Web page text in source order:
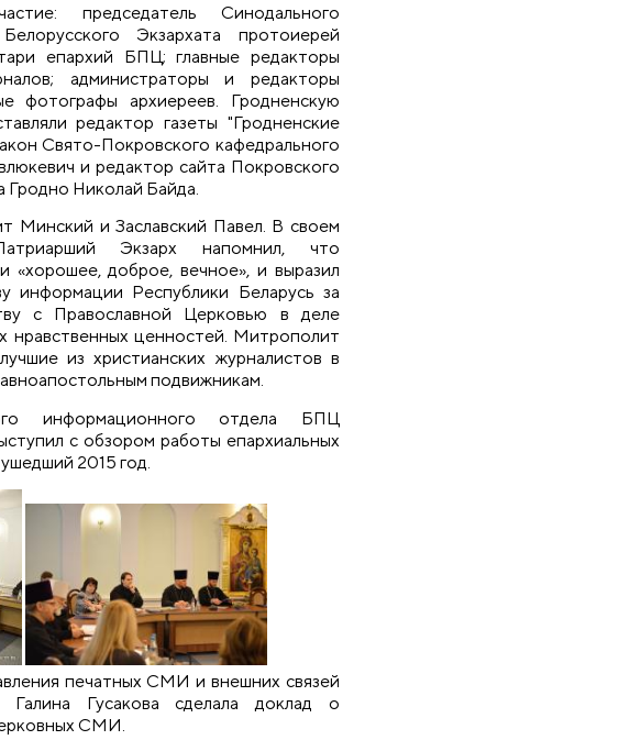
председатель Синодального
Экзархата протоиерей
епархий БПЦ; главные редакторы
администраторы и редакторы
фотографы архиереев. Гродненскую
редактор газеты "Гродненские
Свято-Покровского кафедрального
и редактор сайта Покровского
Гродно Николай Байда.
Минский и Заславский Павел. В своем
Экзарх напомнил, что
«хорошее, доброе, вечное», и выразил
информации Республики Беларусь за
с Православной Церковью в деле
нравственных ценностей. Митрополит
из христианских журналистов в
подвижникам.
информационного отдела БПЦ
с обзором работы епархиальных
2015 год.
печатных СМИ и внешних связей
Галина Гусакова сделала доклад о
СМИ.